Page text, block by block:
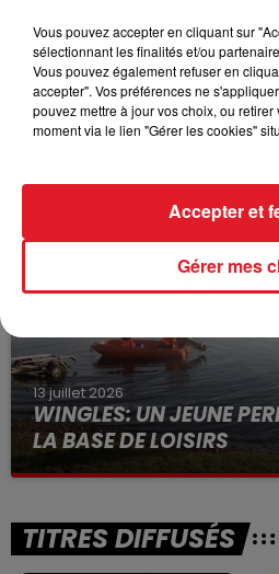
15 juillet 2026
BÉTHUNE: ENQUÊTE
à des prostituées
13 juillet 2026
WINGLES: UN JEUNE
LA BASE DE LOISIRS
La victime a coulé à pic
TITRES DIFFUSÉS
Vous pouvez accepter en cliquant sur
sélectionnant les finalités et/ou
Vous pouvez également refuser en
accepter". Vos préférences ne
pouvez mettre à jour vos choix, ou
moment via le lien "Gérer les cookies"
Gérer mes
Accepter et